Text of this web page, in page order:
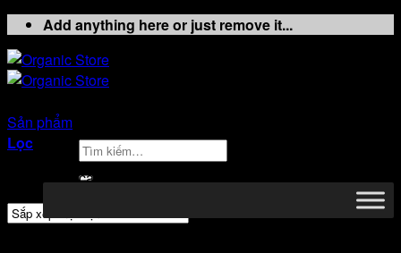
qua
nội
dung
Add anything here or just remove it...
Tìm
Sản phẩm
Lọc
Hiển thị tất cả 8 kết quả